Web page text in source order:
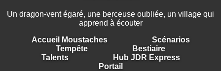
Un dragon-vent égaré, une berceuse oubliée, un village qui
apprend à écouter
Accueil Moustaches
Scénarios
Tempête
Bestiaire
Talents
Hub JDR Express
Portail